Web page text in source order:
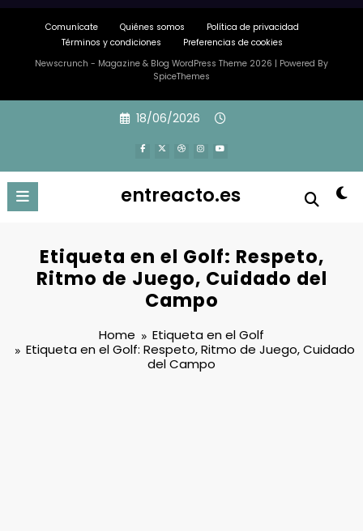
Comunícate Quiénes somos
Política de privacidad
Términos y condiciones
Preferencias de cookies
Newscrunch - Magazine & Blog WordPress Theme 2026 | Powered By
SpiceThemes
18/06/2026
entreacto.es
Etiqueta en el Golf: Respeto,
Ritmo de Juego, Cuidado del
Campo
Home
Etiqueta en el Golf
Etiqueta en el Golf: Respeto, Ritmo de Juego, Cuidado
del Campo